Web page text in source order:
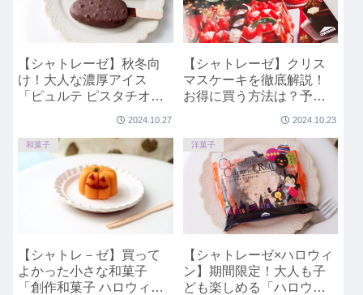
【シャトレーゼ】秋冬向
け！大人な濃厚アイス
「ピュルテ ピスタチオ＆
2024.10.27
【シャトレーゼ】クリス
マスケーキを徹底解説！
お得に買う方法は？予約
れる？なぜ人気？
2024.10.23
和菓子
【シャトレ－ゼ】買って
よかった小さな和菓子
「創作和菓子 ハロウィン
洋菓子
【シャトレーゼ×ハロウィ
ン】期間限定！大人も子
ども楽しめる「ハロウィ